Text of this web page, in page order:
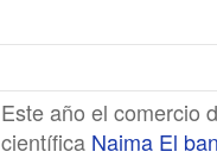
Este año el comercio
científica Naima El